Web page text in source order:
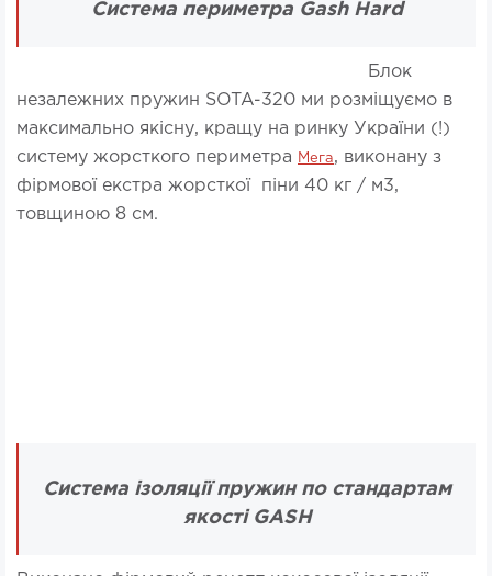
Система периметра Gash Hard
Блок
незалежних пружин SOTA-320 ми розміщуємо в
максимально якісну, кращу на ринку України (!)
систему жорсткого периметра
Мега, виконану з
фірмової екстра жорсткої піни 40 кг / м3,
товщиною 8 см.
Система ізоляції пружин по стандартам
якості GASH